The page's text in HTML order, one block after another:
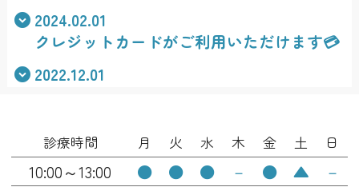
2024.02.01
クレジットカードがご利用いただけます💳
2022.12.01
各種加算について (2025年5月)
診療時間 月 火 水 木 金 土 日
10:00～13:00 ● ● ● － ● ▲
－